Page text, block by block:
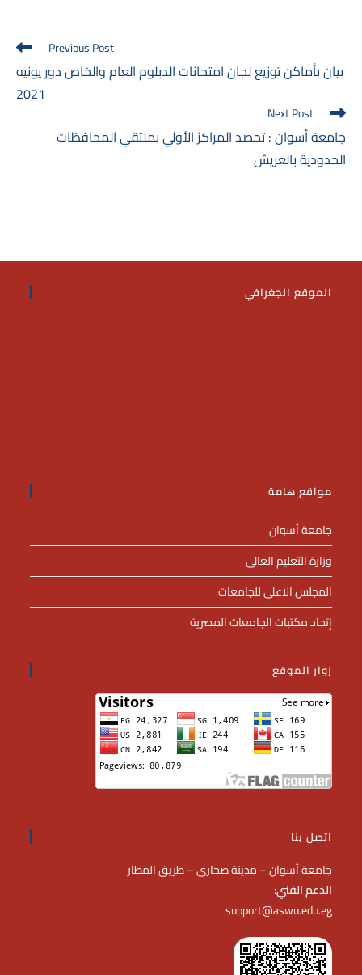
Read
more
articles
Previous Post
بيان بأماكن توزيع لجان امتحانات الدبلوم العام والخاص دور يونيه
2021
Next Post
جامعة أسوان : تحصد المراكز الأولي بملتقي المحافظات
الحدودية بالعريش
الموقع الجغرافي
مواقع هامة
جامعة أسوان
وزارة التعليم العالى
المجلس الاعلى للجامعات
إتحاد مكتبات الجامعات المصرية
زوار الموقع
اتصل بنا
جامعة أسوان – مدينة صحارى – طريق المطار
:الدعم الفني
support@aswu.edu.eg